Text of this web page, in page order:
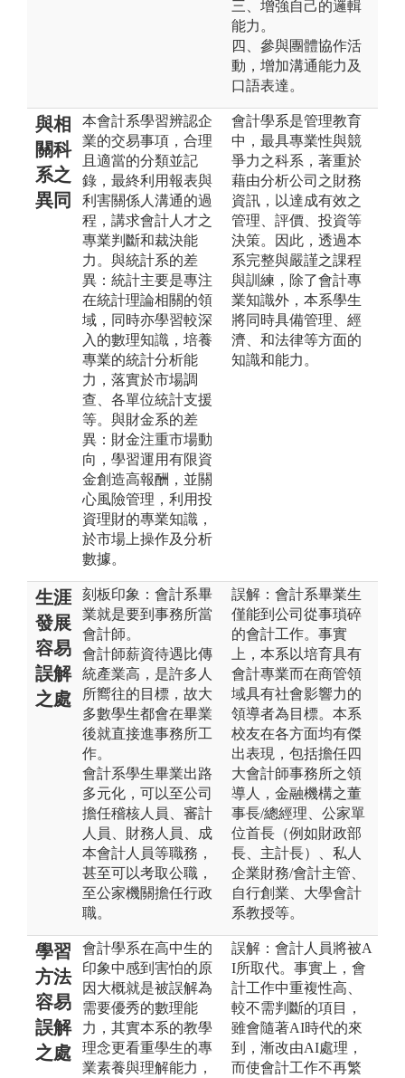
三、增強自己的邏輯
能力。
四、參與團體協作活
動，增加溝通能力及
口語表達。
與相
關科
系之
異同
本會計系學習辨認企
業的交易事項，合理
且適當的分類並記
錄，最終利用報表與
利害關係人溝通的過
程，講求會計人才之
專業判斷和裁決能
力。與統計系的差
異：統計主要是專注
在統計理論相關的領
域，同時亦學習較深
入的數理知識，培養
專業的統計分析能
力，落實於市場調
查、各單位統計支援
等。與財金系的差
異：財金注重市場動
向，學習運用有限資
金創造高報酬，並關
心風險管理，利用投
資理財的專業知識，
於市場上操作及分析
數據。
會計學系是管理教育
中，最具專業性與競
爭力之科系，著重於
藉由分析公司之財務
資訊，以達成有效之
管理、評價、投資等
決策。因此，透過本
系完整與嚴謹之課程
與訓練，除了會計專
業知識外，本系學生
將同時具備管理、經
濟、和法律等方面的
知識和能力。
生涯
發展
容易
誤解
之處
刻板印象：會計系畢
業就是要到事務所當
會計師。
會計師薪資待遇比傳
統產業高，是許多人
所嚮往的目標，故大
多數學生都會在畢業
後就直接進事務所工
作。
會計系學生畢業出路
多元化，可以至公司
擔任稽核人員、審計
人員、財務人員、成
本會計人員等職務，
甚至可以考取公職，
至公家機關擔任行政
職。
誤解：會計系畢業生
僅能到公司從事瑣碎
的會計工作。事實
上，本系以培育具有
會計專業而在商管領
域具有社會影響力的
領導者為目標。本系
校友在各方面均有傑
出表現，包括擔任四
大會計師事務所之領
導人，金融機構之董
事長/總經理、公家單
位首長（例如財政部
長、主計長）、私人
企業財務/會計主管、
自行創業、大學會計
系教授等。
學習
方法
容易
誤解
之處
會計學系在高中生的
印象中感到害怕的原
因大概就是被誤解為
需要優秀的數理能
力，其實本系的教學
理念更看重學生的專
業素養與理解能力，
誤解：會計人員將被A
I所取代。事實上，會
計工作中重複性高、
較不需判斷的項目，
雖會隨著AI時代的來
到，漸改由AI處理，
而使會計工作不再繁